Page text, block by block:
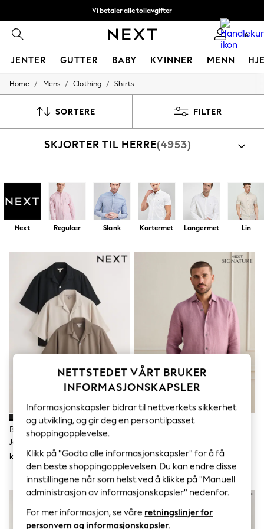
Vi betaler alle tollavgifter
Fleksible og sikre betalinger med Klarna 0
JENTER GUTTER BABY KVINNER MENN
GIRLS
50 - 92cm
140 - 174cm
THE SET
All Clothing
Coats & Jackets
Sweatshirts & Hoodies
Knitwear
Sets & Outfits
Tops
T-Shirts
Nightwear & Pyjamas
Trousers & Leggings
Bodysuits & Vests
Shirts & Blouses
Swimwear
Shorts & Skirts
Babygrows & Sleepsuits
Jeans
Jumpsuits & Playsuits
All Holiday Shop
Tops
Dresses
Shorts
Skirts
Sandals & Sliders
Rash Vests
Sun Safe Swimwear
Sun Hats & Caps
All Partywear
Wedding
Home / Mens / Clothing / Shirts
SORTERE FILTER
SKJORTER TIL HERRE(4953)
Shirts
Sett Med Skjorter Og Shorts
Next Regulær Slank Kortermet Langermet Lin
Brun/Svart/Nøytral - Kortermet
Jersey Skjorter Med Reverskrage
3 Pakke
kr922
kr735
NETTSTEDET VÅRT BRUKER
INFORMASJONSKAPSLER
Informasjonskapsler bidrar til nettverkets sikkerhet
og utvikling, og gir deg en persontilpasset
shoppingopplevelse.
Klikk på "Godta alle informasjonskapsler" for å få
den beste shoppingopplevelsen. Du kan endre disse
innstillingene når som helst ved å klikke på "Manuell
administrasjon av informasjonskapsler" nedenfor.
For mer informasjon, se våre retningslinjer for
personvern og informasjonskapsler.